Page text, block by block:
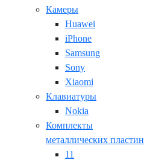
Камеры
Huawei
iPhone
Samsung
Sony
Xiaomi
Клавиатуры
Nokia
Комплекты
металлических пластин
11